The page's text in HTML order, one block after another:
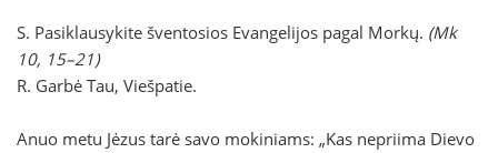
S. Pasiklausykite šventosios Evangelijos pagal Morkų. (Mk
10, 15–21)
R. Garbė Tau, Viešpatie.
Anuo metu Jėzus tarė savo mokiniams: „Kas nepriima Dievo